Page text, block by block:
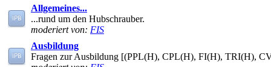
Allgemeines...
...rund um den Hubschrauber.
moderiert von: FIS
Ausbildung
Fragen zur Ausbildung [(PPL(H), CPL(H), FI(H), TRI(H),